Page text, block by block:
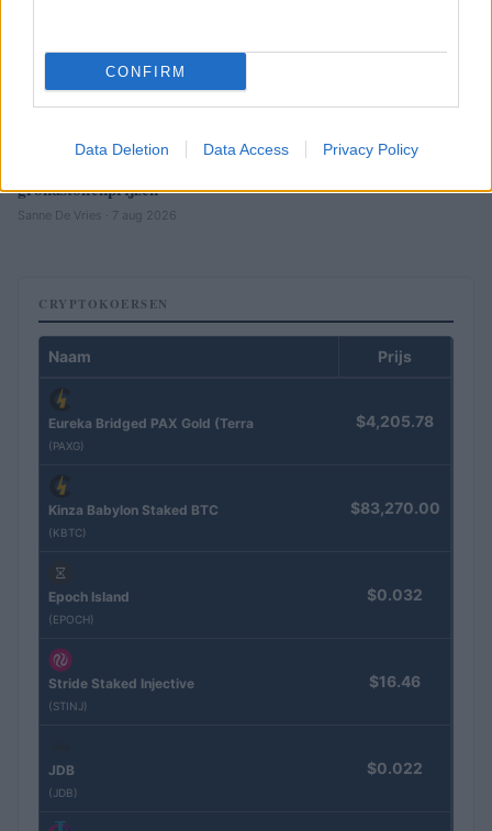
CONFIRM
Data Deletion Data Access Privacy Policy
grondstoffenprijzen
Sanne De Vries · 7 aug 2026
CRYPTOKOERSEN
Naam Prijs
Eureka Bridged PAX Gold (Terra
(PAXG)
$4,205.78
Kinza Babylon Staked BTC
(KBTC)
$83,270.00
Epoch Island
(EPOCH)
$0.032
Stride Staked Injective
(STINJ)
$16.46
JDB
(JDB)
$0.022